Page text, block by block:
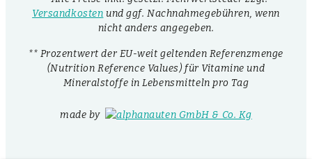
Versandkosten und ggf. Nachnahmegebühren, wenn
nicht anders angegeben.
** Prozentwert der EU-weit geltenden Referenzmenge
(Nutrition Reference Values) für Vitamine und
Mineralstoffe in Lebensmitteln pro Tag
made by